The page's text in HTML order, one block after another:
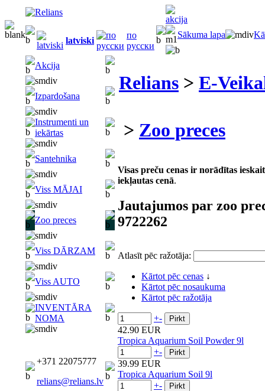
latviski
по
русски
Sākuma lapa
Akcija
Izpardošana
Instrumenti un
iekārtas
Santehnika
Viss MĀJAI
Zoo preces
Viss DĀRZAM
Viss AUTO
INVENTĀRA
NOMA
+371 22075777
relians@relians.lv
Relians > E-
> Zoo preces
Visas preču cenas ir norādītas
iekļautas cenā.
Jautajumos par zoo
9722262
Atlasīt pēc ražotāja:
Kārtot pēc cenas ↓
Kārtot pēc nosaukuma
Kārtot pēc ražotāja
+-
42.90 EUR
Tropica Aquarium Soil Powder 9l
+-
39.99 EUR
Tropica Aquarium Soil 9l
+-